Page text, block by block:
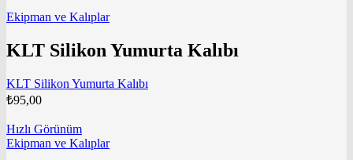
Ekipman ve Kalıplar
KLT Silikon Yumurta Kalıbı
KLT Silikon Yumurta Kalıbı
₺95,00
Hızlı Görünüm
Ekipman ve Kalıplar